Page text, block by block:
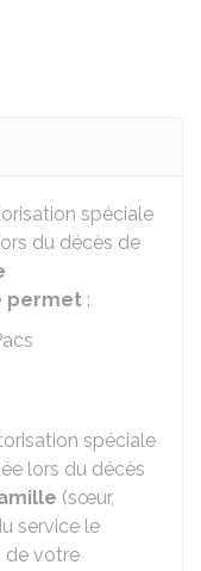
spéciale
du décès de
permet :
spéciale
lors du décès
(sœur,
service le
de votre